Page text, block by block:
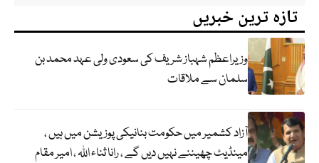
تازہ ترین خبریں
وزیراعظم شہباز شریف کی سعودی ولی عہد محمد بن
سلمان سے ملاقات
آزاد کشمیر میں حکومت بنانیکی پوزیشن میں ہیں ،
مینڈیٹ چھیننے نہیں دیں گے ، رانا ثناء اللہ ، امیر مقام